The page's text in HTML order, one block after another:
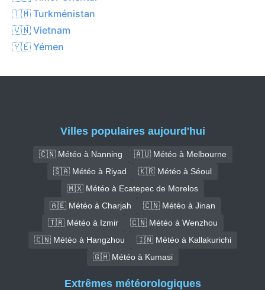
🇹🇲 Turkménistan
🇻🇳 Vietnam
🇾🇪 Yémen
Villes populaires aujourd'hui
🇨🇳 Météo à Nanning
🇦🇺 Météo à Melbourne
🇸🇦 Météo à Riyad
🇰🇷 Météo à Séoul
🇲🇽 Météo à Ecatepec de Morelos
🇦🇪 Météo à Charjah
🇨🇳 Météo à Jinan
🇹🇷 Météo à Izmir
🇨🇳 Météo à Wenzhou
🇨🇳 Météo à Hangzhou
🇮🇳 Météo à Kallakurichi
🇬🇭 Météo à Kumasi
Extrêmes météorologiques